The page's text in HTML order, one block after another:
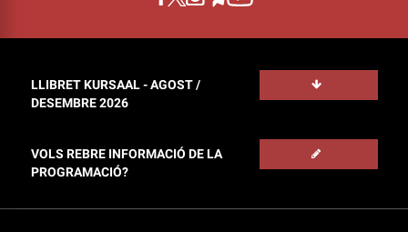
LLIBRET KURSAAL - AGOST /
DESEMBRE 2026
VOLS REBRE INFORMACIÓ DE LA
PROGRAMACIÓ?